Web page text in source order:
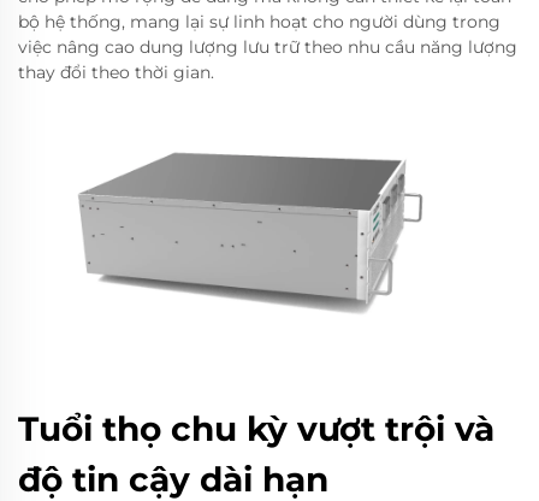
bộ hệ thống, mang lại sự linh hoạt cho người dùng trong
việc nâng cao dung lượng lưu trữ theo nhu cầu năng lượng
thay đổi theo thời gian.
Tuổi thọ chu kỳ vượt trội và
độ tin cậy dài hạn